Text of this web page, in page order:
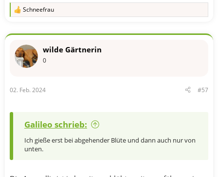
R
k
o
:
Schneefrau
wilde Gärtnerin
0
02. Feb. 2024 #57
Galileo schrieb:
Ich gieße erst bei abgehender Blüte und dann auch nur von
unten.